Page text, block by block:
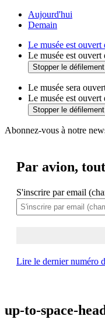
Aujourd'hui
Demain
Le musée est
Le musée est
Stopper le défilement
Le musée sera
Le musée est
Stopper le défilement
Abonnez-vous à notre
Par avion,
S'inscrire par email
Lire le dernier numéro
up-to-space-